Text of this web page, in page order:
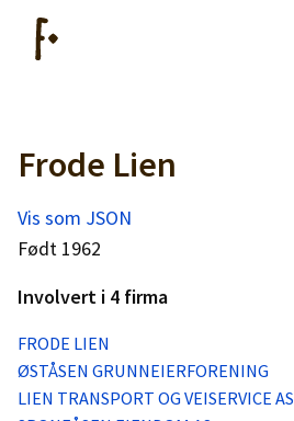
Artikler
Hjelp
Kjøpe lister
Priser
Frode Lien
Vis som JSON
Født 1962
Involvert i 4 firma
FRODE LIEN
ØSTÅSEN GRUNNEIERFORENING
LIEN TRANSPORT OG VEISERVICE AS